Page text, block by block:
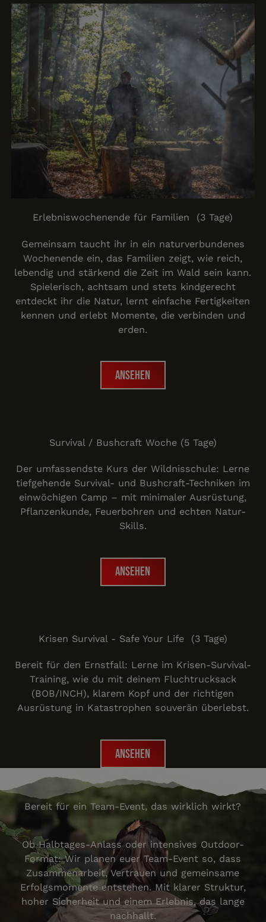
Erlebniswochenende für
Erlebniswochenende für Familien (3 Tage)
Gemeinsam taucht ihr in ein naturverbundenes
Wochenende ein, das Familien zeigt, wie reich,
lebendig und stärkend die Zeit im Wald sein kann.
Spielerisch, achtsam und stets kindgerecht
entdeckt ihr die Natur, lernt einfache Fertigkeiten
kennen und erlebt Momente, die verbinden und
erden.
Ansehen
Survival / Bushcraft Woche (5 Tage)
Der umfassendste Kurs der Wildnisschule: Lerne
tiefgehende Survival- und Bushcraft-Techniken im
einwöchigen Camp – mit minimaler Ausrüstung,
Pflanzenkunde, Feuerbohren und echten Natur-
Skills.
Ansehen
Krisen Survival - Safe Your Life (3 Tage)
Bereit für den Ernstfall: Lerne im Krisen-Survival-
Training, wie du mit deinem Fluchtrucksack
(BOB/INCH), klarem Kopf und der richtigen
Ausrüstung in Katastrophen souverän überlebst.
Ansehen
Bereit für ein Team-Event, das wirklich wirkt?
Ob Halbtages-Anlass oder intensives Outdoor-
Format: Wir planen euer Team-Event so, dass
Zusammenarbeit, Vertrauen und gemeinsame
Erfolgsmomente entstehen. Mit klarer Struktur,
hoher Sicherheit und einem Erlebnis, das lange
nachhallt.